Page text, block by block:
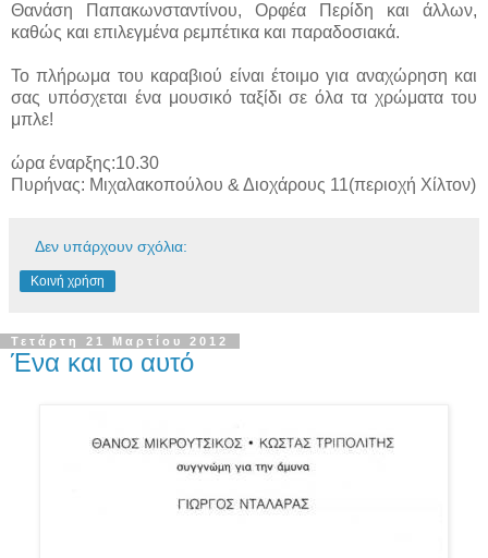
Θανάση Παπακωνσταντίνου, Ορφέα Περίδη και άλλων,
καθώς και επιλεγμένα ρεμπέτικα και παραδοσιακά.
Το πλήρωμα του καραβιού είναι έτοιμο για αναχώρηση και
σας υπόσχεται ένα μουσικό ταξίδι σε όλα τα χρώματα του
μπλε!
ώρα έναρξης:10.30
Πυρήνας: Μιχαλακοπούλου & Διοχάρους 11(περιοχή Χίλτον)
Δεν υπάρχουν σχόλια:
Κοινή χρήση
Τετάρτη 21 Μαρτίου 2012
Ένα και το αυτό